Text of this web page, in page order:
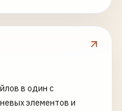
в один с
элементов и